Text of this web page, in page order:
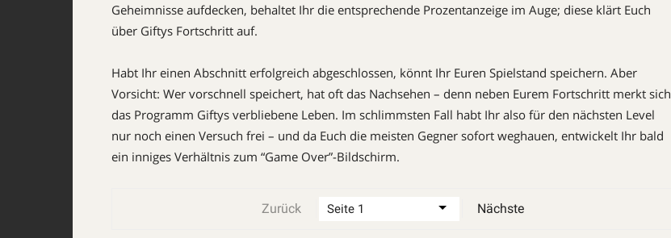
Geheimnisse aufdecken, behaltet Ihr die entsprechende Prozentanzeige im Auge; diese klärt Euch
über Giftys Fortschritt auf.
Habt Ihr einen Abschnitt erfolgreich abgeschlossen, könnt Ihr Euren Spielstand speichern. Aber
Vorsicht: Wer vorschnell speichert, hat oft das Nachsehen – denn neben Eurem Fortschritt merkt sich
das Programm Giftys verbliebene Leben. Im schlimmsten Fall habt Ihr also für den nächsten Level
nur noch einen Versuch frei – und da Euch die meisten Gegner sofort weghauen, entwickelt Ihr bald
ein inniges Verhältnis zum “Game Over”-Bildschirm.
Zurück Nächste